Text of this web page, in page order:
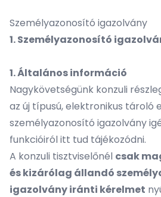
Személyazonosító igazolvány
1. Személyazonosító
1. Általános információ
Nagykövetségünk konzuli
az új típusú, elektronikus tároló
személyazonosító igazolvány
funkcióiról itt tud tájékozódni.
A konzuli tisztviselőnél csak
és kizárólag állandó
igazolvány iránti kérelmet